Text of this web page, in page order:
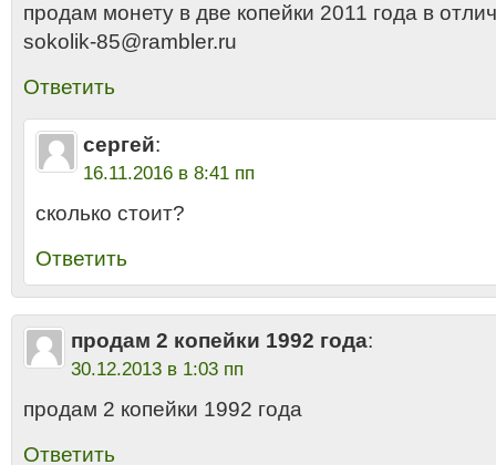
продам монету в две копейки 2011 года в
sokolik-85@rambler.ru
Ответить
сергей:
16.11.2016 в 8:41 пп
сколько стоит?
Ответить
продам 2 копейки 1992 года:
30.12.2013 в 1:03 пп
продам 2 копейки 1992 года
Ответить